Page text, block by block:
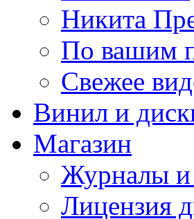
Никита
По вашим
Свежее
Винил и
Магазин
Журналы и
Лицензия